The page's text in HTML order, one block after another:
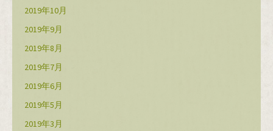
2019年10月
2019年9月
2019年8月
2019年7月
2019年6月
2019年5月
2019年3月